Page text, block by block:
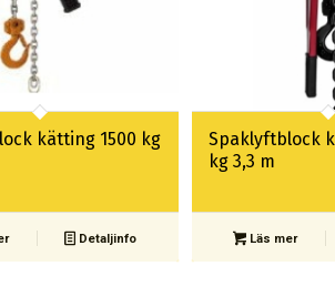
kätting 1500 kg
Detaljinfo
Spaklyftblock
kg 3,3 m
Läs mer